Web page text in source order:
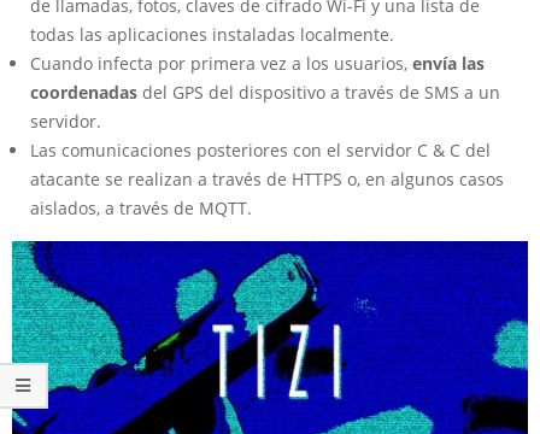
de llamadas, fotos, claves de cifrado Wi-Fi y una lista de
todas las aplicaciones instaladas localmente.
Cuando infecta por primera vez a los usuarios, envía las
coordenadas del GPS del dispositivo a través de SMS a un
servidor.
Las comunicaciones posteriores con el servidor C & C del
atacante se realizan a través de HTTPS o, en algunos casos
aislados, a través de MQTT.